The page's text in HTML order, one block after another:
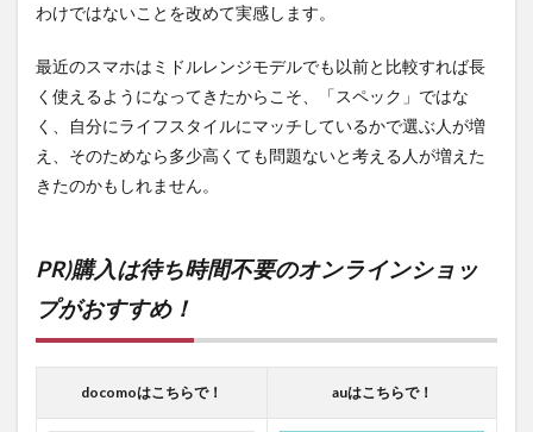
わけではないことを改めて実感します。
最近のスマホはミドルレンジモデルでも以前と比較すれば長
く使えるようになってきたからこそ、「スペック」ではな
く、自分にライフスタイルにマッチしているかで選ぶ人が増
え、そのためなら多少高くても問題ないと考える人が増えた
きたのかもしれません。
PR)購入は待ち時間不要のオンラインショッ
プがおすすめ！
docomoはこちらで！ auはこちらで！